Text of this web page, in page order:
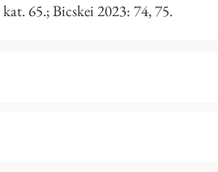
65.; Bicskei 2023: 74, 75.